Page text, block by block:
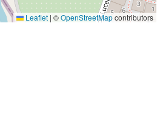
Leaflet | ©OpenStreetMapcontributors